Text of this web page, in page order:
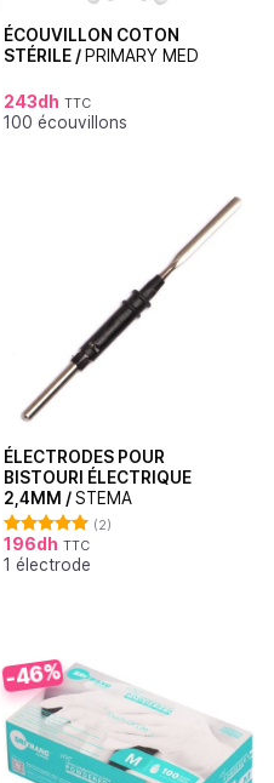
ÉCOUVILLON COTON
STÉRILE /PRIMARY MED
243dh TTC
100 écouvillons
ÉLECTRODES POUR
BISTOURI ÉLECTRIQUE
2,4MM /STEMA
Note5.00
sur 5
(2)
196dh TTC
1 électrode
-46%